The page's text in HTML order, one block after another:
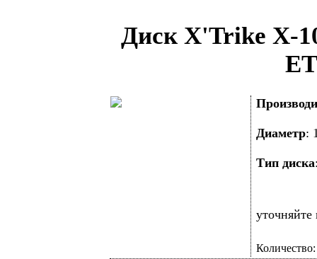
Диск X'Trike X-
Диаметр:
Тип диска